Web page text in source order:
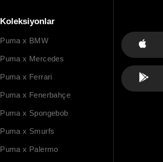
Koleksiyonlar
Puma x BMW
Puma x Mercedes
Puma x Ferrari
Puma x Fenerbahçe
Puma x Spongebob
Puma x Smurfs
Puma x Palermo